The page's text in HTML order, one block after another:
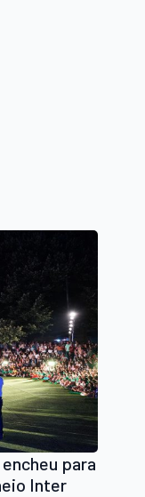
para
Inter